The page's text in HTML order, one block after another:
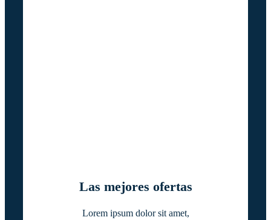
Las mejores ofertas
Lorem ipsum dolor sit amet,